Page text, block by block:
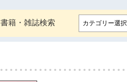
書籍・雑誌検索 カテゴリー選択